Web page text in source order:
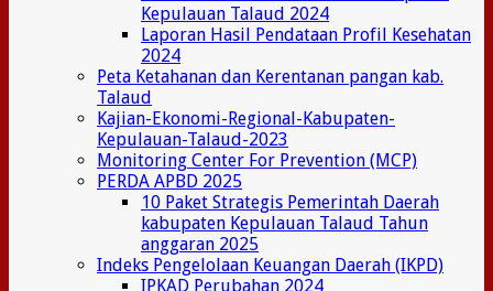
Kepulauan Talaud 2024
Laporan Hasil Pendataan Profil Kesehatan
2024
Peta Ketahanan dan Kerentanan pangan kab.
Talaud
Kajian-Ekonomi-Regional-Kabupaten-
Kepulauan-Talaud-2023
Monitoring Center For Prevention (MCP)
PERDA APBD 2025
10 Paket Strategis Pemerintah Daerah
kabupaten Kepulauan Talaud Tahun
anggaran 2025
Indeks Pengelolaan Keuangan Daerah (IKPD)
IPKAD Perubahan 2024